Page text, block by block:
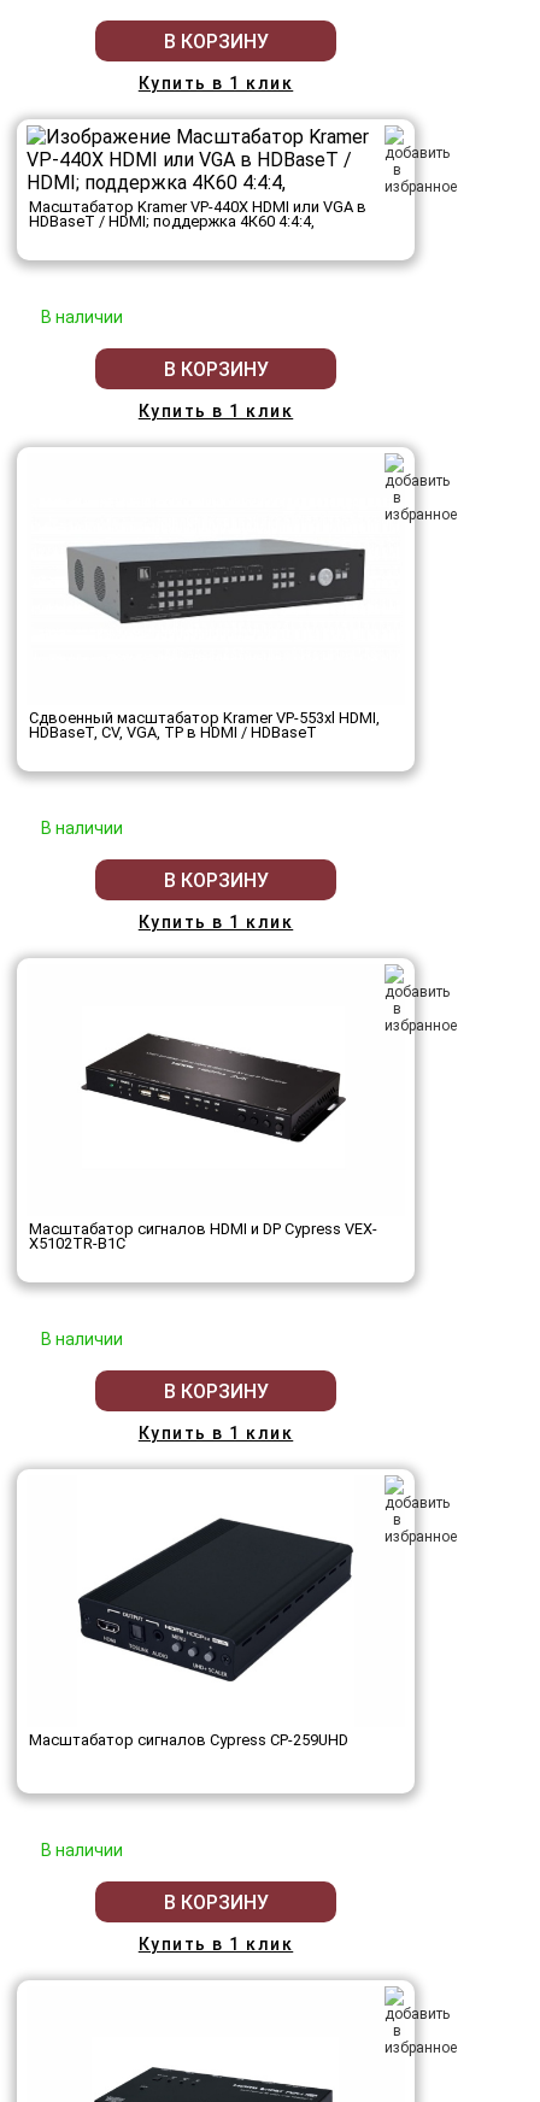
В КОРЗИНУ
Купить в 1 клик
Масштабатор Kramer VP-440X HDMI или VGA в
HDBaseT / HDMI; поддержка 4К60 4:4:4,
В наличии
В КОРЗИНУ
Купить в 1 клик
Сдвоенный масштабатор Kramer VP-553xl HDMI,
HDBaseT, CV, VGA, TP в HDMI / HDBaseT
В наличии
В КОРЗИНУ
Купить в 1 клик
Масштабатор сигналов HDMI и DP Cypress VEX-
X5102TR-B1C
В наличии
В КОРЗИНУ
Купить в 1 клик
Масштабатор сигналов Cypress CP-259UHD
В наличии
В КОРЗИНУ
Купить в 1 клик